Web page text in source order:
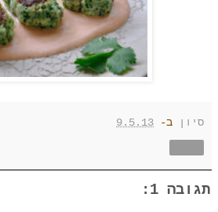
סיון ב- 9.5.13
תגובה 1: